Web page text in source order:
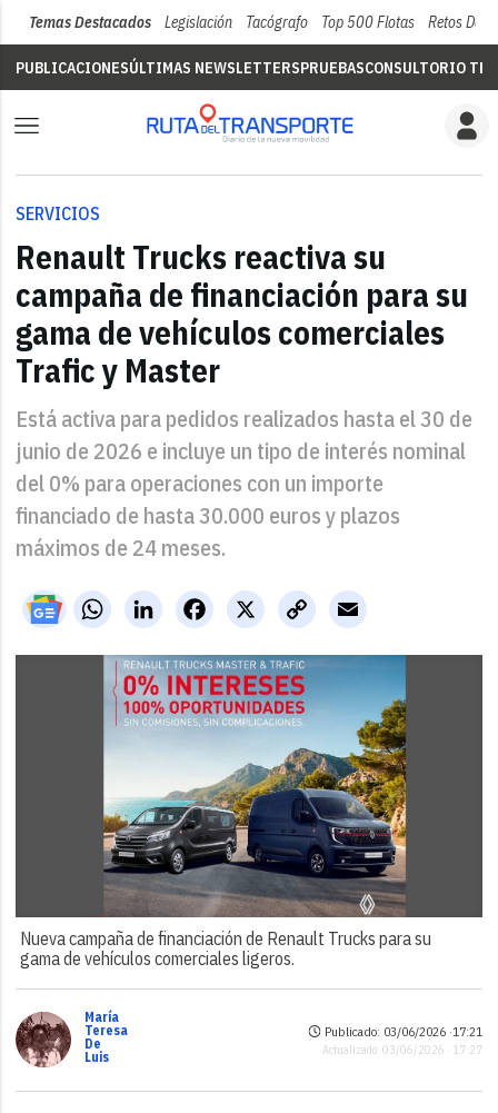
Temas Destacados Legislación Tacógrafo Top 500 Flotas Retos Del
PUBLICACIONESÚLTIMAS NEWSLETTERSPRUEBASCONSULTORIO
SERVICIOS
Renault Trucks reactiva su
campaña de financiación para su
gama de vehículos comerciales
Trafic y Master
Está activa para pedidos realizados hasta el 30 de
junio de 2026 e incluye un tipo de interés nominal
del 0% para operaciones con un importe
financiado de hasta 30.000 euros y plazos
máximos de 24 meses.
WhatsAppLinkedIn X
Facebook
Copy
Link
Email
Nueva campaña de financiación de Renault Trucks para su
gama de vehículos comerciales ligeros.
María
Teresa
De
Luis
Publicado: 03/06/2026 ·17:21
Actualizado: 03/06/2026 · 17:27